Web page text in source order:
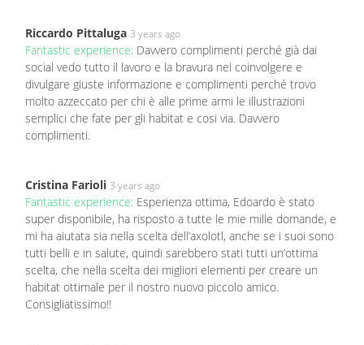
Riccardo Pittaluga 3 years ago
Fantastic experience: Davvero complimenti perché già dai
social vedo tutto il lavoro e la bravura nel coinvolgere e
divulgare giuste informazione e complimenti perché trovo
molto azzeccato per chi è alle prime armi le illustrazioni
semplici che fate per gli habitat e cosi via. Davvero
complimenti.
Cristina Farioli 3 years ago
Fantastic experience: Esperienza ottima, Edoardo è stato
super disponibile, ha risposto a tutte le mie mille domande, e
mi ha aiutata sia nella scelta dell’axolotl, anche se i suoi sono
tutti belli e in salute, quindi sarebbero stati tutti un’ottima
scelta, che nella scelta dei migliori elementi per creare un
habitat ottimale per il nostro nuovo piccolo amico.
Consigliatissimo!!